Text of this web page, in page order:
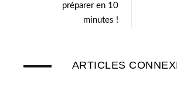
préparer en 10
minutes !
ARTICLES